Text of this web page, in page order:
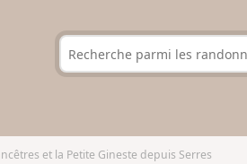
et la Petite Gineste depuis Serres